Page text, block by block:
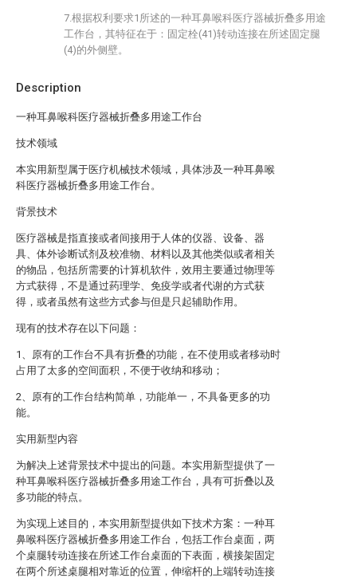
Description
一种耳鼻喉科医疗器械折叠多用途工作台
技术领域
本实用新型属于医疗机械技术领域，具体涉及一种耳鼻喉
科医疗器械折叠多用途工作台。
背景技术
医疗器械是指直接或者间接用于人体的仪器、设备、器
具、体外诊断试剂及校准物、材料以及其他类似或者相关
的物品，包括所需要的计算机软件，效用主要通过物理等
方式获得，不是通过药理学、免疫学或者代谢的方式获
得，或者虽然有这些方式参与但是只起辅助作用。
现有的技术存在以下问题：
1、原有的工作台不具有折叠的功能，在不使用或者移动时
占用了太多的空间面积，不便于收纳和移动；
2、原有的工作台结构简单，功能单一，不具备更多的功
能。
实用新型内容
为解决上述背景技术中提出的问题。本实用新型提供了一
种耳鼻喉科医疗器械折叠多用途工作台，具有可折叠以及
多功能的特点。
为实现上述目的，本实用新型提供如下技术方案：一种耳
鼻喉科医疗器械折叠多用途工作台，包括工作台桌面，两
个桌腿转动连接在所述工作台桌面的下表面，横接架固定
在两个所述桌腿相对靠近的位置，伸缩杆的上端转动连接
7.根据权利要求1所述的一种耳鼻喉科医疗器械折叠多用途
工作台，其特征在于：固定栓(41)转动连接在所述固定腿
(4)的外侧壁。